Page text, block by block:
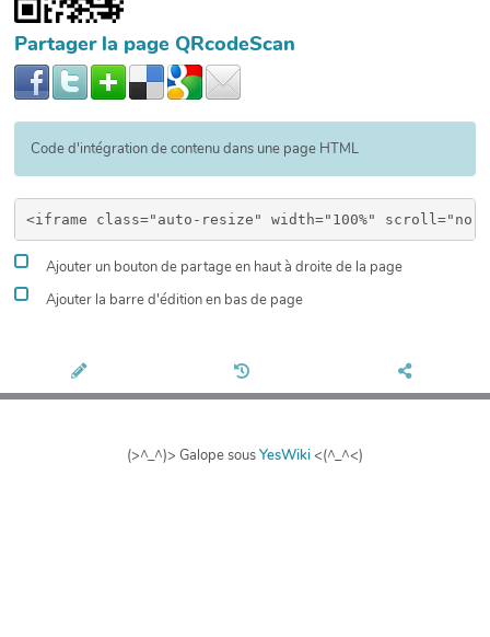
Partager la page QRcodeScan
Code d'intégration de contenu dans une page HTML
Ajouter un bouton de partage en haut à droite de la page
Ajouter la barre d'édition en bas de page
(>^_^)> Galope sousYesWiki<(^_^<)